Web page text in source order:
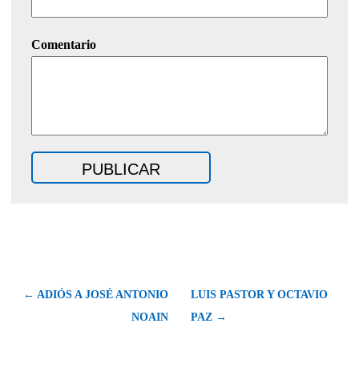
Comentario
← ADIÓS A JOSÉ ANTONIO
NOAIN
LUIS PASTOR Y OCTAVIO
PAZ →